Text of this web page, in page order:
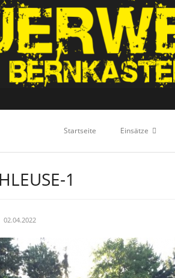
Startseite Einsätze
1
02.04.2022